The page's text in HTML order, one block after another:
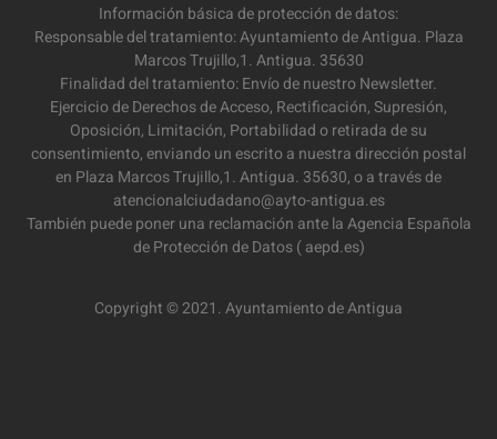
Información básica de protección de datos:
Responsable del tratamiento: Ayuntamiento de Antigua. Plaza
Marcos Trujillo,1. Antigua. 35630
Finalidad del tratamiento: Envío de nuestro Newsletter.
Ejercicio de Derechos de Acceso, Rectificación, Supresión,
Oposición, Limitación, Portabilidad o retirada de su
consentimiento, enviando un escrito a nuestra dirección postal
en Plaza Marcos Trujillo,1. Antigua. 35630, o a través de
atencionalciudadano@ayto-antigua.es
También puede poner una reclamación ante la Agencia Española
de Protección de Datos ( aepd.es)
Copyright © 2021. Ayuntamiento de Antigua